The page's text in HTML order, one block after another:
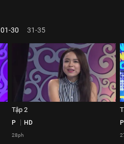
01-30 31-35
Tập 2
P HD
28ph
P